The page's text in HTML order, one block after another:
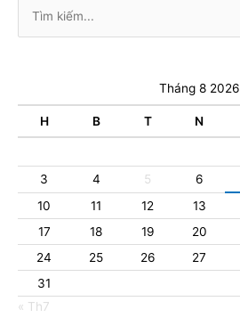
kiếm:
Tháng 8 2026
H B T N
3
4 5 6
10
11 12 13
17
18 19 20
24
25 26 27
31
« Th7